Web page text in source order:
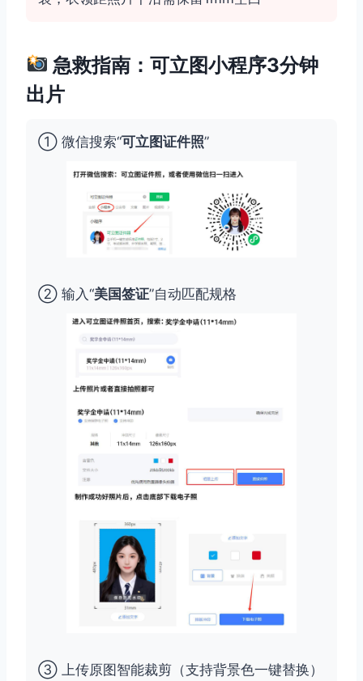
急救指南：可立图小程序3分钟
出片
① 微信搜索“可立图证件照”
② 输入“美国签证”自动匹配规格
③ 上传原图智能裁剪（支持背景色一键替换）